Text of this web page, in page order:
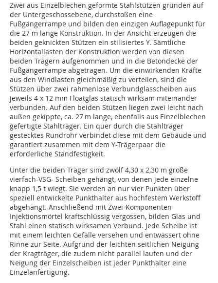
Zwei aus Einzelblechen geformte Stahlstützen gründen auf
der Untergeschossebene, durchstoßen eine
Fußgängerrampe und bilden den einzigen Auflagepunkt für
die 27 m lange Konstruktion. In der Ansicht erzeugen die
beiden geknickten Stützen ein stilisiertes Y. Sämtliche
Horizontallasten der Konstruktion werden von diesen
beiden Trägern aufgenommen und in die Betondecke der
Fußgängerrampe abgetragen. Um die einwirkenden Kräfte
aus den Windlasten gleichmäßig zu verteilen, sind die
Stützen über zwei rahmenlose Verbundglasscheiben aus
jeweils 4 x 12 mm Floatglas statisch wirksam miteinander
verbunden. Auf den beiden Stützen liegen zwei leicht nach
außen gekippte, ca. 27 m lange, ebenfalls aus Einzelblechen
gefertigte Stahlträger. Ein quer durch die Stahlträger
gestecktes Rund­rohr verbindet diese mit dem Gebäude und
garantiert zusammen mit dem Y-Trägerpaar die
erforderliche Standfestigkeit.
Unter die beiden Träger sind zwölf 4,30 x 2,30 m große
vierfach-VSG- Scheiben gehängt, von denen jede einzelne
knapp 1,5 t wiegt. Sie werden an nur vier Punkten über
speziell entwickelte Punkthalter aus hochfestem Werkstoff
abgehängt. Anschließend mit Zwei-Komponenten-
Injektionsmörtel kraftschlüssig vergossen, bilden Glas und
Stahl einen statisch wirksamen Verbund. Jede Scheibe ist
mit einem leichten Gefälle versehen und entwässert ohne
Rinne zur Seite. Aufgrund der leichten seitlichen Neigung
der Kragträger, die zudem nicht parallel laufen und der
Neigung der Einzelscheiben ist jeder Punkthalter eine
Einzelanfertigung.